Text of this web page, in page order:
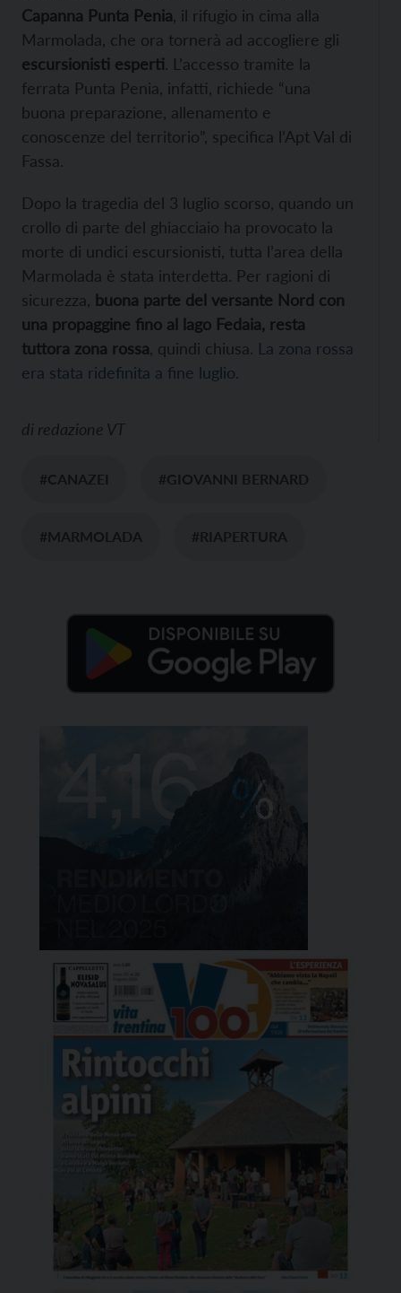
Capanna Punta Penia , il rifugio in cima alla
Marmolada, che ora tornerà ad accogliere gli
escursionisti esperti. L’accesso tramite la
ferrata Punta Penia, infatti, richiede “una
buona preparazione, allenamento e
conoscenze del territorio”, specifica l’Apt Val di
Fassa.
Dopo la tragedia del 3 luglio scorso, quando un
crollo di parte del ghiacciaio ha provocato la
morte di undici escursionisti, tutta l’area della
Marmolada è stata interdetta. Per ragioni di
sicurezza, buona parte del versante Nord con
una propaggine fino al lago Fedaia, resta
tuttora zona rossa , quindi chiusa. La zona rossa
era stata ridefinita a fine luglio.
di redazione VT
#CANAZEI #GIOVANNI BERNARD
#MARMOLADA #RIAPERTURA